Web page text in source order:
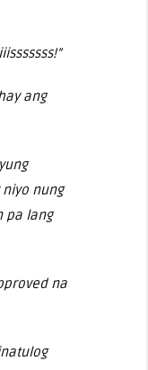
ang
nung
pa lang
na